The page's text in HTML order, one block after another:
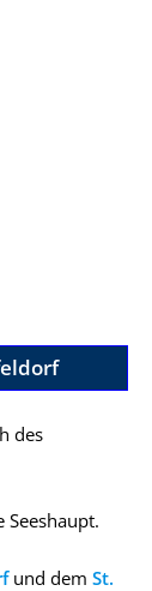
des
Seeshaupt.
und dem St.